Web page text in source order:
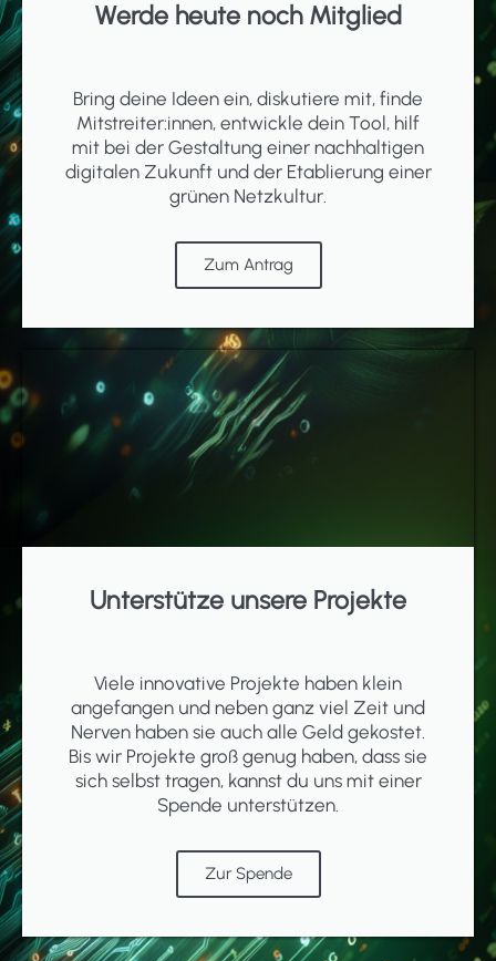
Werde heute noch Mitglied
Bring deine Ideen ein, diskutiere mit, finde
Mitstreiter:innen, entwickle dein Tool, hilf
mit bei der Gestaltung einer nachhaltigen
digitalen Zukunft und der Etablierung einer
grünen Netzkultur.
Zum Antrag
Unterstütze unsere Projekte
Viele innovative Projekte haben klein
angefangen und neben ganz viel Zeit und
Nerven haben sie auch alle Geld gekostet.
Bis wir Projekte groß genug haben, dass sie
sich selbst tragen, kannst du uns mit einer
Spende unterstützen.
Zur Spende